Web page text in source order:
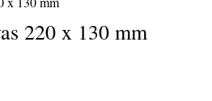
220 x 130 mm